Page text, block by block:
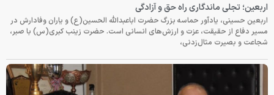
اربعین؛ تجلی ماندگاری راه حق و آزادگی
اربعین حسینی، یادآور حماسه بزرگ حضرت اباعبدالله الحسین(ع) و یاران وفادارش در
مسیر دفاع از حقیقت، عزت و ارزش‌های انسانی است. حضرت زینب کبری(س) با صبر،
شجاعت و بصیرت مثال‌زدنی،